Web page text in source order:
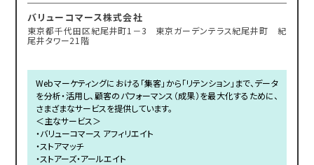
バリューコマース株式会社
東京都千代田区紀尾井町1－3 東京ガーデンテラス紀尾井町 紀
尾井タワー21階
Webマーケティングにおける「集客」から「リテンション」まで、データ
を分析・活用し、顧客のパフォーマンス（成果）を最大化するために、
さまざまなサービスを提供しています。
＜主なサービス＞
・バリューコマース アフィリエイト
・ストアマッチ
・ストアーズ・アールエイト